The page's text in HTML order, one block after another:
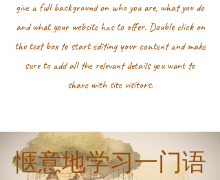
give a full background on who you are, what you do
and what your website has to offer. Double click on
the text box to start editing your content and make
sure to add all the relevant details you want to
share with site visitors.
惬意地学习一门语